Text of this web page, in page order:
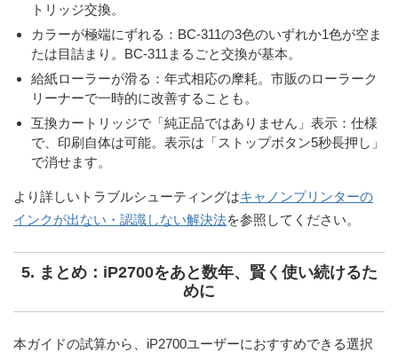
トリッジ交換。
カラーが極端にずれる ：BC-311の3色のいずれか1色が空ま
たは目詰まり。BC-311まるごと交換が基本。
給紙ローラーが滑る ：年式相応の摩耗。市販のローラーク
リーナーで一時的に改善することも。
互換カートリッジで「純正品ではありません」表示 ：仕様
で、印刷自体は可能。表示は「ストップボタン5秒長押し」
で消せます。
より詳しいトラブルシューティングはキャノンプリンターの
インクが出ない・認識しない解決法を参照してください。
5. まとめ：iP2700をあと数年、賢く使い続けるた
めに
本ガイドの試算から、iP2700ユーザーにおすすめできる選択